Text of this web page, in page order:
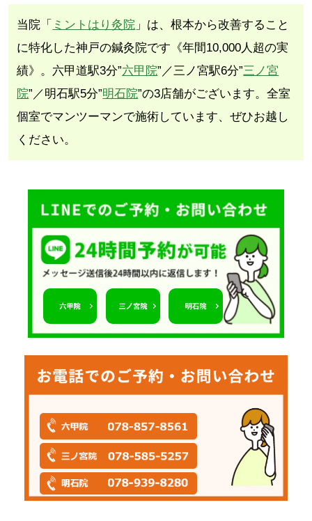
当院「 ミントはり灸院 」は、根本から改善すること
に特化した神戸の鍼灸院です《年間10,000人超の実
績》。六甲道駅3分”六甲院”／三ノ宮駅6分”三ノ宮
院”／明石駅5分”明石院”の3店舗がございます。全室
個室でマンツーマンで施術しています、ぜひお越し
ください。